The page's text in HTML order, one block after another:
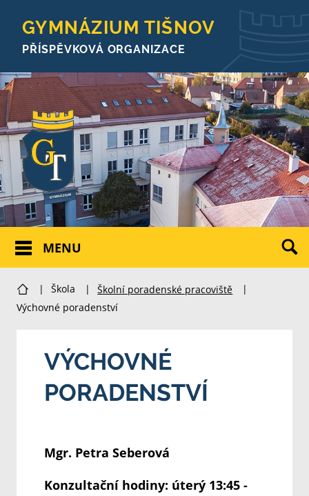
GYMNÁZIUM TIŠNOV
PŘÍSPĚVKOVÁ ORGANIZACE
MENU
| Škola | Školní poradenské pracoviště
|
Výchovné poradenství
VÝCHOVNÉ
PORADENSTVÍ
Mgr. Petra Seberová
Konzultační hodiny: úterý 13:45 -